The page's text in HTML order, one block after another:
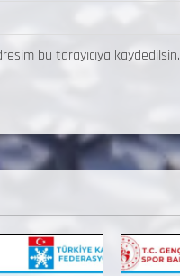
bu tarayıcıya kaydedilsin.